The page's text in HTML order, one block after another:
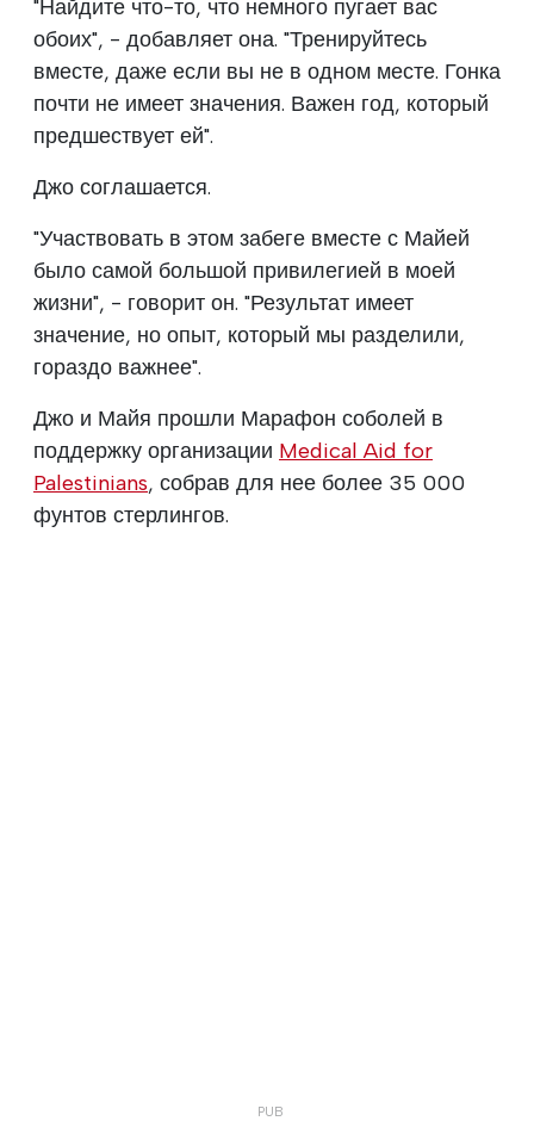
"Найдите что-то, что немного пугает вас
обоих", - добавляет она. "Тренируйтесь
вместе, даже если вы не в одном месте. Гонка
почти не имеет значения. Важен год, который
предшествует ей".
Джо соглашается.
"Участвовать в этом забеге вместе с Майей
было самой большой привилегией в моей
жизни", - говорит он. "Результат имеет
значение, но опыт, который мы разделили,
гораздо важнее".
Джо и Майя прошли Марафон соболей в
поддержку организации Medical Aid for
Palestinians, собрав для нее более 35 000
фунтов стерлингов.